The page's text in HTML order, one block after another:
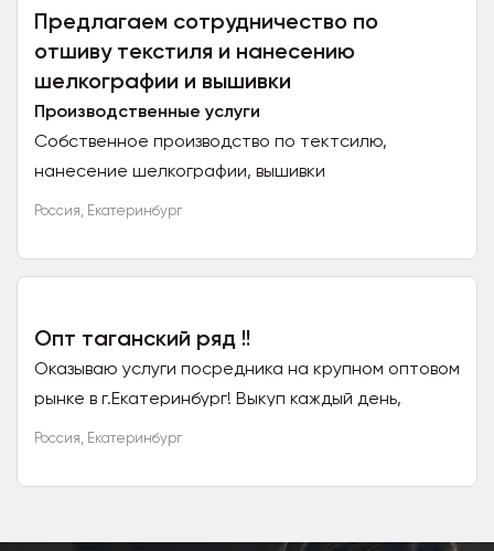
Предлагаем сотрудничество по
отшиву текстиля и нанесению
шелкографии и вышивки
Производственные услуги
Собственное производство по тектсилю,
нанесение шелкографии, вышивки
Россия, Екатеринбург
Опт таганский ряд !!
Оказываю услуги посредника на крупном оптовом
рынке в г.Екатеринбург! Выкуп каждый день,
отправка товара сразу после выкупа, работаем
Россия, Екатеринбург